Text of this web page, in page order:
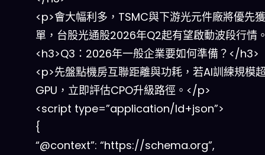
<p>會大幅利多，TSMC與下游光元件廠將優先
單，台股光通股2026年Q2起有望啟動波段行情
<h3>Q3：2026年一般企業要如何準備？</h3>
<p>先盤點機房互聯距離與功耗，若AI訓練規模
GPU，立即評估CPO升級路徑。</p>
<script type=”application/ld+json”>
{
“@context”: “https://schema.org”,